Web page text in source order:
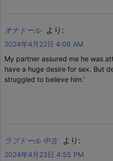
オナドール より:
2024年4月22日 4:06 AM
My partner assured me he was
have a huge desire for sex. But
struggled to believe him.’
ラブドール 中古 より:
2024年4月23日 4:55 PM